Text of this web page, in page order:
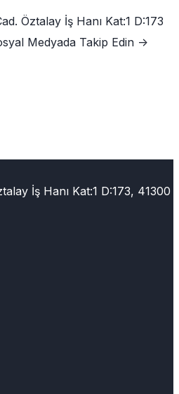
Öztalay İş Hanı Kat:1 D:173
Medyada Takip Edin ->
İş Hanı Kat:1 D:173, 41300